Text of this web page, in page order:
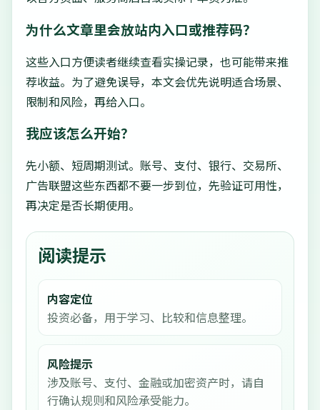
为什么文章里会放站内入口或推荐码？
这些入口方便读者继续查看实操记录，也可能带来推
荐收益。为了避免误导，本文会优先说明适合场景、
限制和风险，再给入口。
我应该怎么开始？
先小额、短周期测试。账号、支付、银行、交易所、
广告联盟这些东西都不要一步到位，先验证可用性，
再决定是否长期使用。
阅读提示
内容定位
投资必备，用于学习、比较和信息整理。
风险提示
涉及账号、支付、金融或加密资产时，请自
行确认规则和风险承受能力。